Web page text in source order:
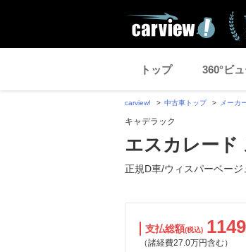
トップ 360°ビ
carview! 中古車トップ メーカ
キャデラック
エスカレード
正規D車/ウィスパーベージ
支払総額(税込) 1149
（諸経費27.0万円含む）